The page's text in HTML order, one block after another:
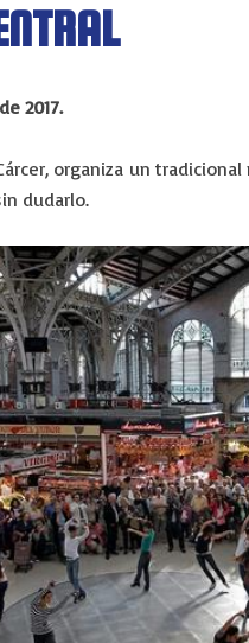
2017.
organiza un
dudarlo.